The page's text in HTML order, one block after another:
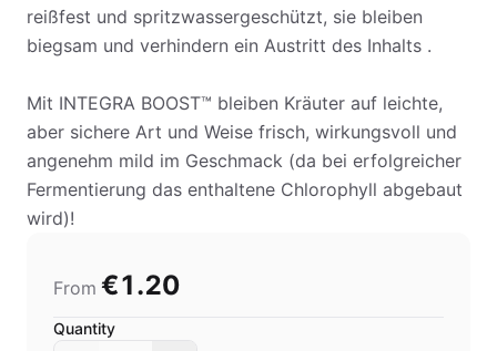
reißfest und spritzwassergeschützt, sie bleiben
biegsam und verhindern ein Austritt des Inhalts .
Mit INTEGRA BOOST™ bleiben Kräuter auf leichte,
aber sichere Art und Weise frisch, wirkungsvoll und
angenehm mild im Geschmack (da bei erfolgreicher
Fermentierung das enthaltene Chlorophyll abgebaut
wird)!
From €1.20
Quantity